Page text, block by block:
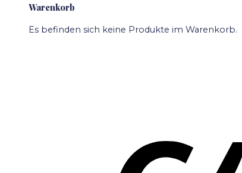
Warenkorb
Es befinden sich keine Produkte im Warenkorb.